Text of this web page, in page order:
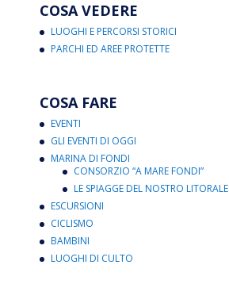
COSA VEDERE
LUOGHI E PERCORSI STORICI
PARCHI ED AREE PROTETTE
COSA FARE
EVENTI
GLI EVENTI DI OGGI
MARINA DI FONDI
CONSORZIO “A MARE FONDI”
LE SPIAGGE DEL NOSTRO LITORALE
ESCURSIONI
CICLISMO
BAMBINI
LUOGHI DI CULTO